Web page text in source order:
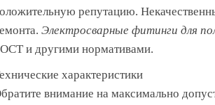
репутацию.
Электросварные фитинги для
и другими нормативами.
характеристики
внимание на максимально